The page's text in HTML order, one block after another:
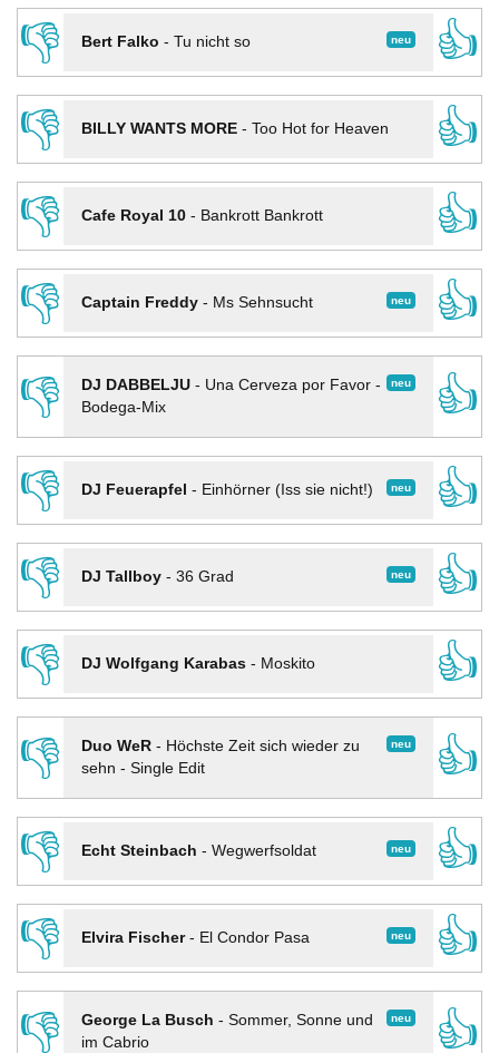
👎
neu
Bert Falko - Tu nicht so
👍
👎
BILLY WANTS MORE- Too Hot for Heaven
👍
👎
Cafe Royal 10- Bankrott Bankrott
👍
👎
neu
Captain Freddy- Ms Sehnsucht
👍
👎
neu
DJ DABBELJU- Una Cerveza por Favor -
Bodega-Mix
👍
👎
neu
DJ Feuerapfel - Einhörner (Iss sie nicht!)
👍
👎
neu
DJ Tallboy- 36 Grad
👍
👎
DJ Wolfgang Karabas- Moskito
👍
👎
neu
Duo WeR- Höchste Zeit sich wieder zu
sehn - Single Edit
👍
👎
neu
Echt Steinbach - Wegwerfsoldat
👍
👎
neu
Elvira Fischer- El Condor Pasa
👍
👎
neu
George La Busch - Sommer, Sonne und
im Cabrio
👍